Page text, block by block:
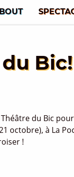
Bic!
du Bic
octobre), à La
!